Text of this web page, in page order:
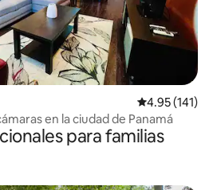
Calificación
4.95 (141)
en la ciudad de Panamá
para familias